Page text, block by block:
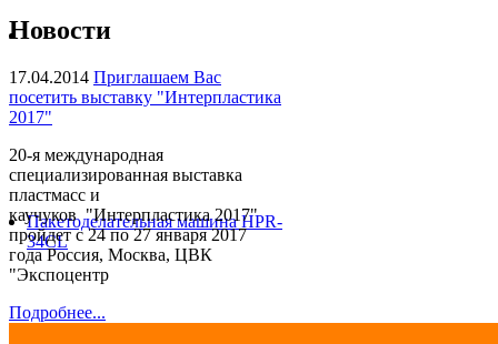
Пакетоделательная машина HPR-
34CL
Новости
17.04.2014 Приглашаем Вас
посетить выставку "Интерпластика
2017"
20-я международная
специализированная выставка
пластмасс и
каучуков "Интерпластика 2017"
пройдет с 24 по 27 января 2017
года Россия, Москва, ЦВК
"Экспоцентр
Подробнее...